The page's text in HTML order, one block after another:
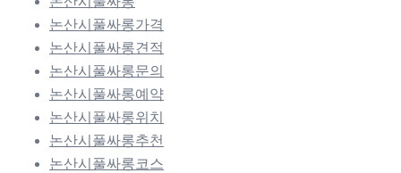
논산시풀싸롱가격
논산시풀싸롱견적
논산시풀싸롱문의
논산시풀싸롱예약
논산시풀싸롱위치
논산시풀싸롱추천
논산시풀싸롱코스